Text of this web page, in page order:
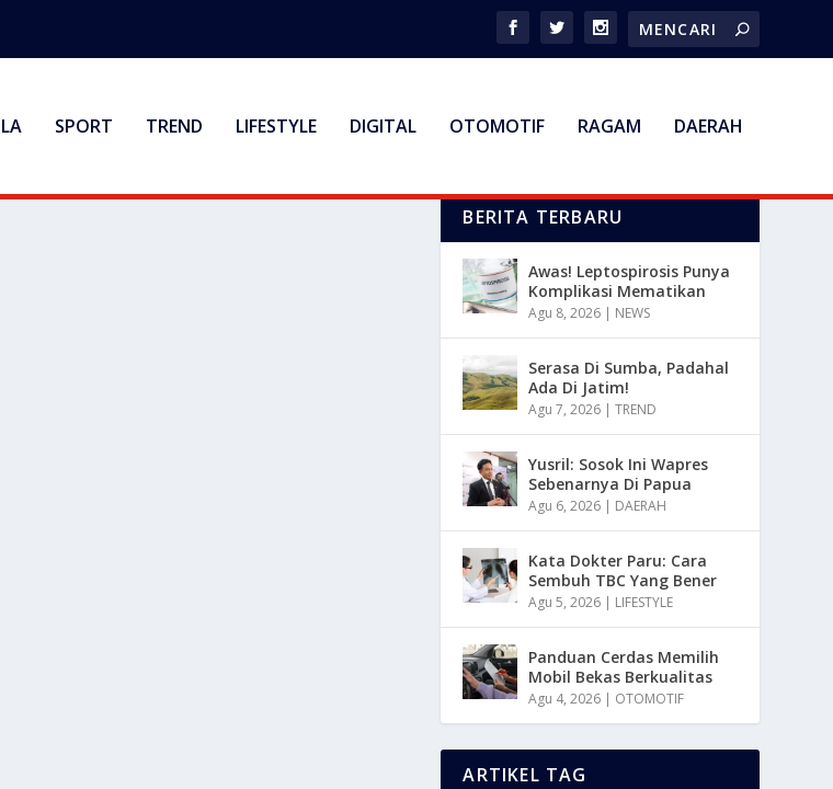
SPORT TREND LIFESTYLE DIGITAL OTOMOTIF RAGAM DAERAH
BERITA TERBARU
Awas! Leptospirosis Punya
Komplikasi Mematikan
Agu 8, 2026 | NEWS
Serasa Di Sumba, Padahal
Ada Di Jatim!
Agu 7, 2026 |TREND
Yusril: Sosok Ini Wapres
Sebenarnya Di Papua
Agu 6, 2026 | DAERAH
Kata Dokter Paru: Cara
Sembuh TBC Yang Bener
Agu 5, 2026 | LIFESTYLE
Panduan Cerdas Memilih
Mobil Bekas Berkualitas
Agu 4, 2026 | OTOMOTIF
ARTIKEL TAG